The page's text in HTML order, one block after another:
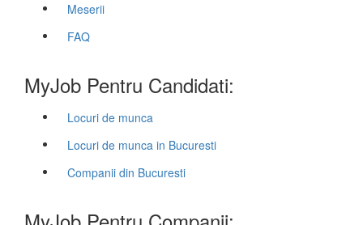
Meserii
FAQ
MyJob Pentru Candidati:
Locuri de munca
Locuri de munca in Bucuresti
Companii din Bucuresti